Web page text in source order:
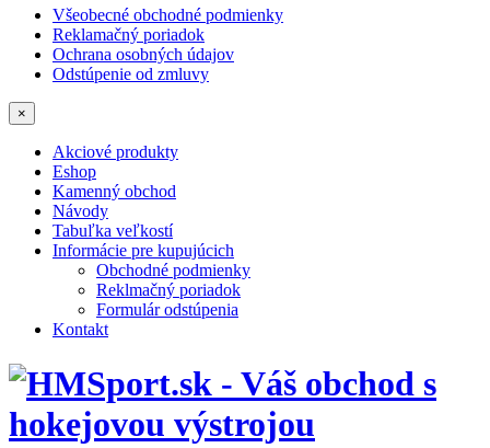
Všeobecné obchodné podmienky
Reklamačný poriadok
Ochrana osobných údajov
Odstúpenie od zmluvy
×
Akciové produkty
Eshop
Kamenný obchod
Návody
Tabuľka veľkostí
Informácie pre kupujúcich
Obchodné podmienky
Reklmačný poriadok
Formulár odstúpenia
Kontakt